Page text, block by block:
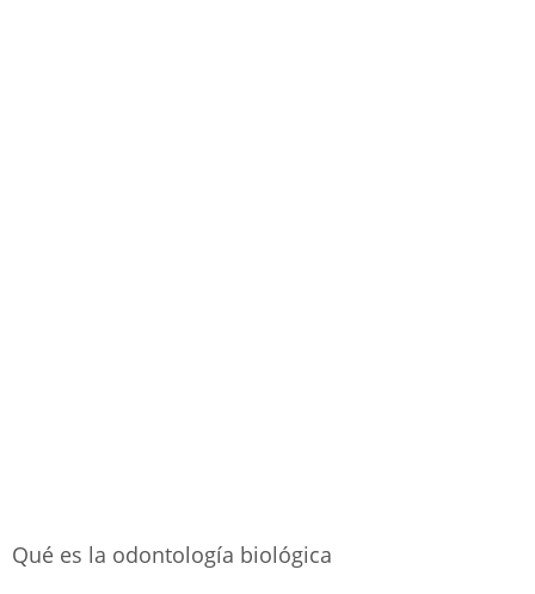
Qué es la odontología biológica